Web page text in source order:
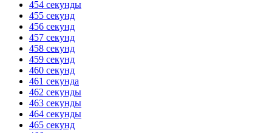
454 секунды
455 секунд
456 секунд
457 секунд
458 секунд
459 секунд
460 секунд
461 секунда
462 секунды
463 секунды
464 секунды
465 секунд